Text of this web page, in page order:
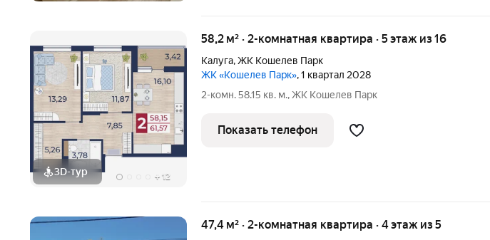
3D-тур + 12
58,2 м² · 2-комнатная квартира · 5 этаж из 16
Калуга,ЖК Кошелев Парк
ЖК «Кошелев Парк», 1 квартал 2028
2-комн. 58.15 кв. м., ЖК Кошелев Парк
Показать телефон
47,4 м² · 2-комнатная квартира · 4 этаж из 5